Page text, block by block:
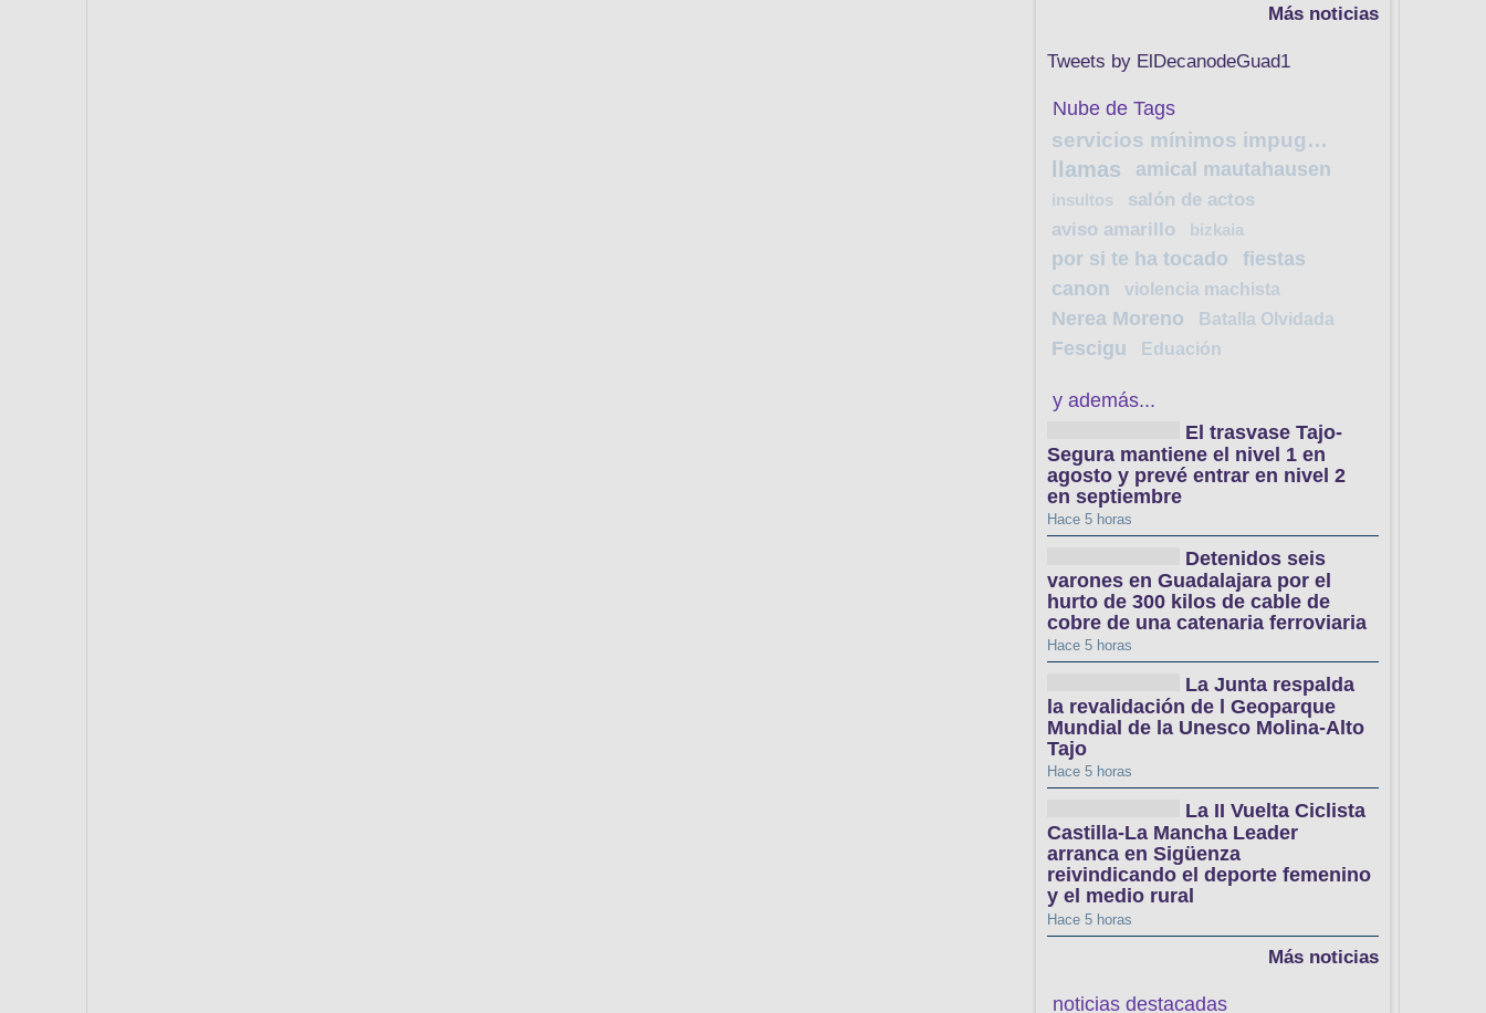
Más noticias
Tweets by ElDecanodeGuad1
Nube de Tags
servicios mínimos impugnación
llamas amical mautahausen
insultos
salón de actos
aviso amarillo
bizkaia
por si te ha tocado
fiestas
canon
violencia machista
Nerea Moreno Batalla Olvidada
Fescigu Eduación
y además...
El trasvase Tajo-
Segura mantiene el nivel 1 en
agosto y prevé entrar en nivel 2
en septiembre
Hace 5 horas
Detenidos seis
varones en Guadalajara por el
hurto de 300 kilos de cable de
cobre de una catenaria ferroviaria
Hace 5 horas
La Junta respalda
la revalidación de l Geoparque
Mundial de la Unesco Molina-Alto
Tajo
Hace 5 horas
La II Vuelta Ciclista
Castilla-La Mancha Leader
arranca en Sigüenza
reivindicando el deporte femenino
y el medio rural
Hace 5 horas
Más noticias
noticias destacadas